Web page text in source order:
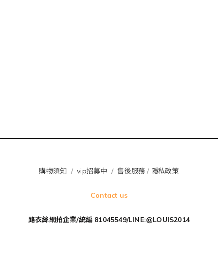
購物須知 /vip招募中 /售後服務 / 隱私政策
Contact us
路衣絲網拍企業/統編 81045549/LINE:@LOUIS2014